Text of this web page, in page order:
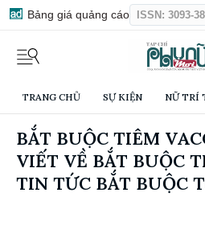
Bảng giá quảng cáo ISSN: 3093-
TRANG CHỦ SỰ KIỆN NỮ TRÍ
BẮT BUỘC TIÊM
VIẾT VỀ BẮT BUỘC
TIN TỨC BẮT BUỘC